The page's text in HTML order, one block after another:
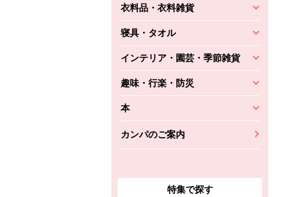
衣料品・衣料雑貨
寝具・タオル
インテリア・園芸・季節雑貨
趣味・行楽・防災
本
カンパのご案内
特集で探す